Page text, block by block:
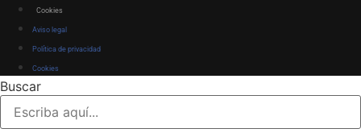
Cookies
Aviso legal
Política de privacidad
Cookies
Buscar